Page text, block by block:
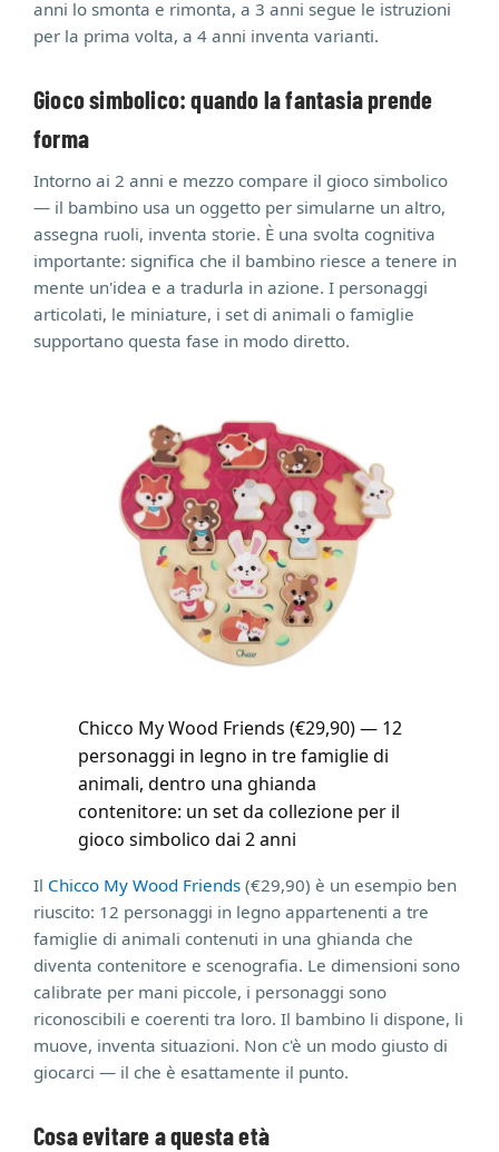
anni lo smonta e rimonta, a 3 anni segue le istruzioni
per la prima volta, a 4 anni inventa varianti.
Gioco simbolico: quando la fantasia prende
forma
Intorno ai 2 anni e mezzo compare il gioco simbolico
— il bambino usa un oggetto per simularne un altro,
assegna ruoli, inventa storie. È una svolta cognitiva
importante: significa che il bambino riesce a tenere in
mente un'idea e a tradurla in azione. I personaggi
articolati, le miniature, i set di animali o famiglie
supportano questa fase in modo diretto.
Chicco My Wood Friends (€29,90) — 12
personaggi in legno in tre famiglie di
animali, dentro una ghianda
contenitore: un set da collezione per il
gioco simbolico dai 2 anni
Il Chicco My Wood Friends (€29,90) è un esempio ben
riuscito: 12 personaggi in legno appartenenti a tre
famiglie di animali contenuti in una ghianda che
diventa contenitore e scenografia. Le dimensioni sono
calibrate per mani piccole, i personaggi sono
riconoscibili e coerenti tra loro. Il bambino li dispone, li
muove, inventa situazioni. Non c'è un modo giusto di
giocarci — il che è esattamente il punto.
Cosa evitare a questa età